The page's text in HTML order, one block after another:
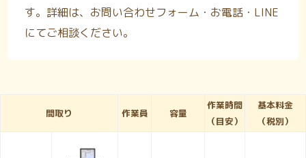
す。詳細は、お問い合わせフォーム・お電話・LINE
にてご相談ください。
間取り 作業員 容量
作業時間
（目安）
基本料金
（税別）